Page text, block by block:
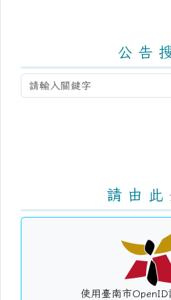
公 告
請 由 此
使用臺南市OpenID